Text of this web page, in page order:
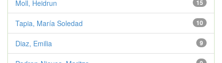
15
Moll, Heidrun
10
Tapia, María Soledad
9
Diaz, Emilia